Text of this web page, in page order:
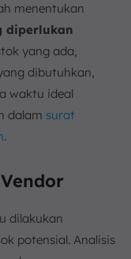
menentukan
diperlukan
yang ada,
dibutuhkan,
waktu ideal
dalam surat
.
dilakukan
potensial. Analisis